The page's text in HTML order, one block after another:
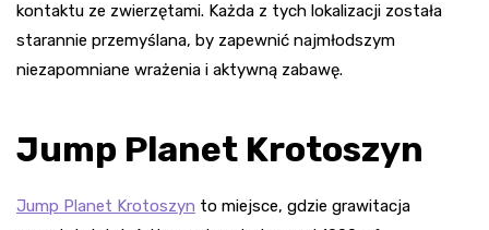
kontaktu ze zwierzętami. Każda z tych lokalizacji została
starannie przemyślana, by zapewnić najmłodszym
niezapomniane wrażenia i aktywną zabawę.
Jump Planet Krotoszyn
Jump Planet Krotoszyn to miejsce, gdzie grawitacja